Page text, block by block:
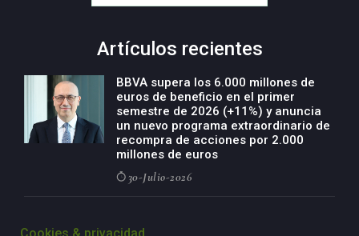
Artículos recientes
BBVA supera los 6.000 millones de
euros de beneficio en el primer
semestre de 2026 (+11%) y anuncia
un nuevo programa extraordinario de
recompra de acciones por 2.000
millones de euros
30-Julio-2026
negocio agro con un modelo global